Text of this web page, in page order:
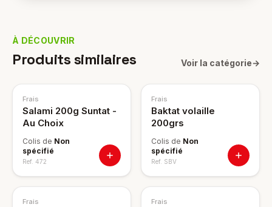
À DÉCOUVRIR
Produits similaires Voir la catégorie→
Frais
Salami 200g Suntat -
Au Choix
Colis de Non
spécifié
Ref. 472
Frais
Baktat volaille
200grs
Colis de Non
spécifié
Ref. SBV
Frais Frais